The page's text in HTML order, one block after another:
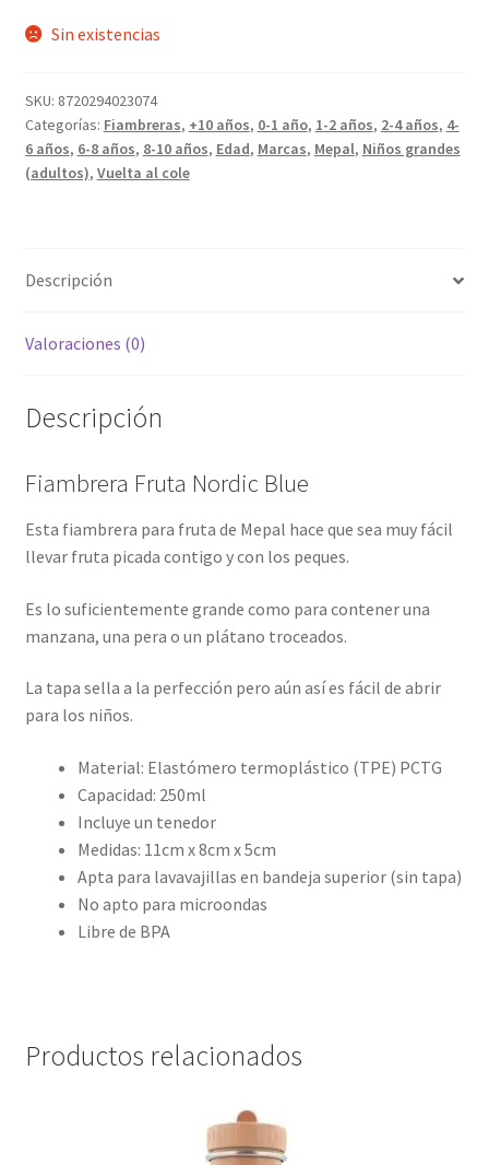
Sin existencias
SKU: 8720294023074
Categorías: Fiambreras, +10 años, 0-1 año, 1-2 años, 2-4 años, 4-
6 años, 6-8 años, 8-10 años, Edad, Marcas, Mepal, Niños grandes
(adultos), Vuelta al cole
Descripción
Valoraciones (0)
Descripción
Fiambrera Fruta Nordic Blue
Esta fiambrera para fruta de Mepal hace que sea muy fácil
llevar fruta picada contigo y con los peques.
Es lo suficientemente grande como para contener una
manzana, una pera o un plátano troceados.
La tapa sella a la perfección pero aún así es fácil de abrir
para los niños.
Material: Elastómero termoplástico (TPE) PCTG
Capacidad: 250ml
Incluye un tenedor
Medidas: 11cm x 8cm x 5cm
Apta para lavavajillas en bandeja superior (sin tapa)
No apto para microondas
Libre de BPA
Productos relacionados